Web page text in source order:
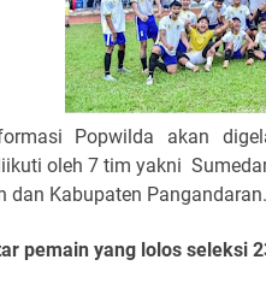
Popwilda akan
oleh 7 tim yakni
dan Kabupaten Pangandaran.
pemain yang lolos seleksi